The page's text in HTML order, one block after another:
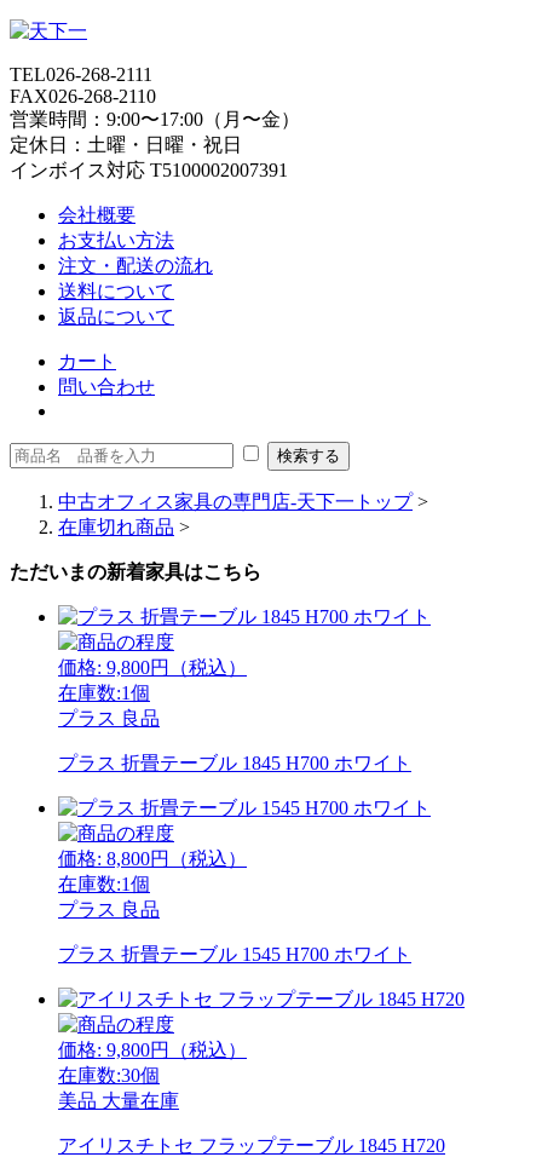
TEL026-268-2111
FAX026-268-2110
営業時間：9:00〜17:00（月〜金）
定休日：土曜・日曜・祝日
インボイス対応 T5100002007391
会社概要
お支払い方法
注文・配送の流れ
送料について
返品について
カート
問い合わせ
中古オフィス家具の専門店-天下一トップ>
在庫切れ商品 >
ただいまの新着家具はこちら
価格: 9,800円（税込）
在庫数:1個
プラス 良品
プラス 折畳テーブル 1845 H700 ホワイト
価格: 8,800円（税込）
在庫数:1個
プラス 良品
プラス 折畳テーブル 1545 H700 ホワイト
価格: 9,800円（税込）
在庫数:30個
美品 大量在庫
アイリスチトセ フラップテーブル 1845 H720